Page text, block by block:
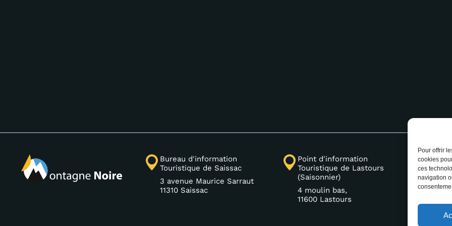
Pour offrir
cookies
ces
navigation
Bureau d'information
Touristique de Saissac
3 avenue Maurice Sarraut
11310 Saissac
Point d'information
Touristique de Lastours
(Saisonnier)
4 moulin bas,
11600 Lastours
+33